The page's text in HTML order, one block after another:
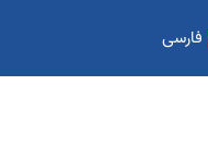
فارسی